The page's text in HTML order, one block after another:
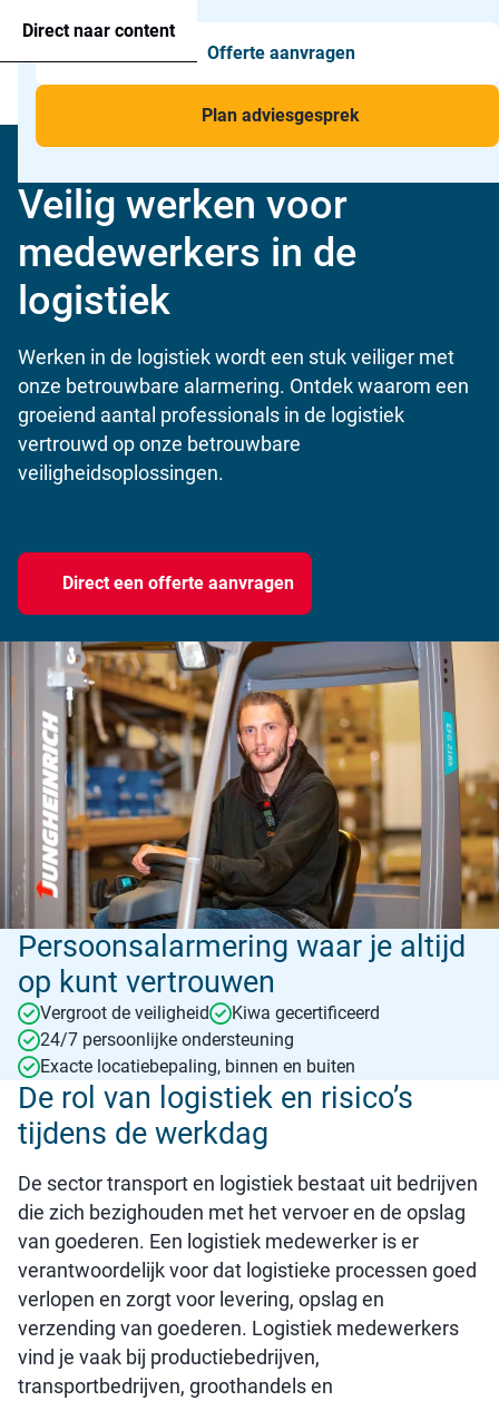
Direct naar content
Menu
Agressie alarmering
Man-down & BHV Alarmering
Voor wie
Toepassingen
Offerte aanvragen
Plan adviesgesprek
Home»Voor wie»Private dienstverlening» Logistiek
Veilig werken voor
medewerkers in de
logistiek
Werken in de logistiek wordt een stuk veiliger met
onze betrouwbare alarmering. Ontdek waarom een
groeiend aantal professionals in de logistiek
vertrouwd op onze betrouwbare
veiligheidsoplossingen.
Direct een offerte aanvragen
Persoonsalarmering waar je altijd
op kunt vertrouwen
Vergroot de veiligheid
Kiwa gecertificeerd
24/7 persoonlijke ondersteuning
Exacte locatiebepaling, binnen en buiten
De rol van logistiek en risico’s
tijdens de werkdag
De sector transport en logistiek bestaat uit bedrijven
die zich bezighouden met het vervoer en de opslag
van goederen. Een logistiek medewerker is er
verantwoordelijk voor dat logistieke processen goed
verlopen en zorgt voor levering, opslag en
verzending van goederen. Logistiek medewerkers
vind je vaak bij productiebedrijven,
transportbedrijven, groothandels en